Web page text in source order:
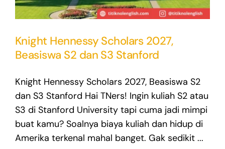
Knight Hennessy Scholars 2027,
Beasiswa S2 dan S3 Stanford
Knight Hennessy Scholars 2027, Beasiswa S2
dan S3 Stanford Hai TNers! Ingin kuliah S2 atau
S3 di Stanford University tapi cuma jadi mimpi
buat kamu? Soalnya biaya kuliah dan hidup di
Amerika terkenal mahal banget. Gak sedikit ...